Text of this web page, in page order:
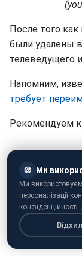
После того
были удалены
телеведущего
Напомним,
требует
Рекомендуем
🍪 Ми
Ми
персоналізації
конфіденційності.